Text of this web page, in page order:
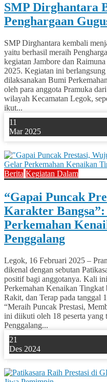
SMP Dirghantara
Penghargaan
SMP Dirghantara kembali
yaitu berhasil meraih
kegiatan Jambore dan
2025. Kegiatan ini
dilaksanakan Bumi
oleh para anggota Pramuka
wilayah Kecamatan Legok,
ikut...
11
Mar 2025
Berita Kegiatan Dalam
“Gapai Puncak
Karakter
Perkemahan
Penggalang
Legok, 16 Februari 2025 –
dikenal dengan sebutan
positif bagi anggotanya. Kali
Perkemahan Kenaikan Tingkat
Rakit, dan Terap pada tanggal
“Meraih Puncak Prestasi,
ini diikuti oleh 18 peserta yang
Penggalang...
21
Des 2024